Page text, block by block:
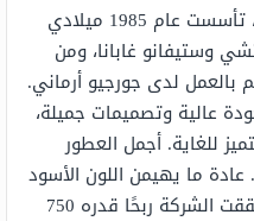
تعتبر من أشهر الماركات الإيطالية، تأسست عام 1985 ميلادي
وستيفانو غابانا، ومن
بالعمل لدى جورجيو أرماني.
عالية وتصميمات جميلة،
للغاية. أجمل العطور
ما يهيمن اللون الأسود
على تصاميمهم. في عام 2005، حققت الشركة ربحًا قدره 750